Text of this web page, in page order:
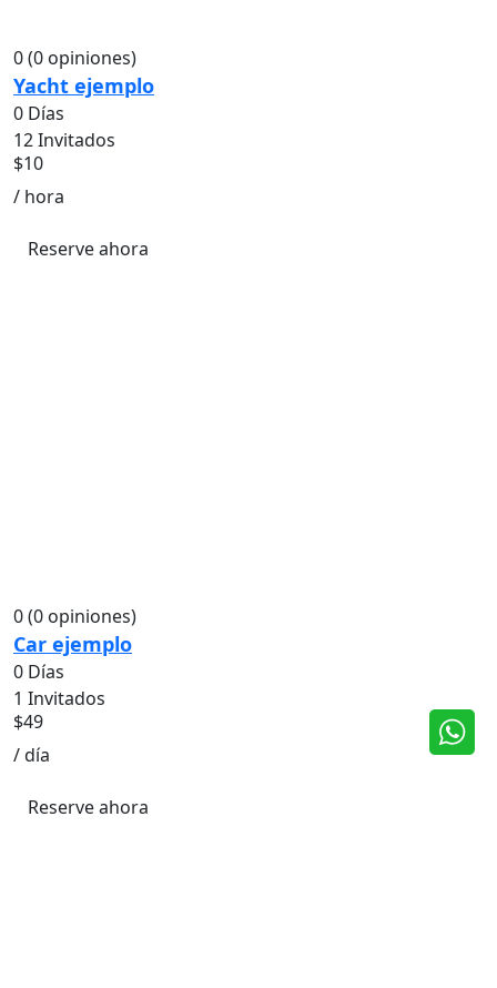
0(0 opiniones)
Yacht ejemplo
0 Días
12 Invitados
$10
/ hora
Reserve ahora
0(0 opiniones)
Car ejemplo
0 Días
1 Invitados
$49
/ día
Reserve ahora